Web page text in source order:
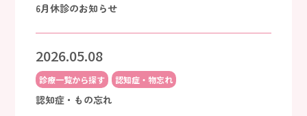
6月休診のお知らせ
2026.05.08
診療一覧から探す 認知症・物忘れ
認知症・もの忘れ